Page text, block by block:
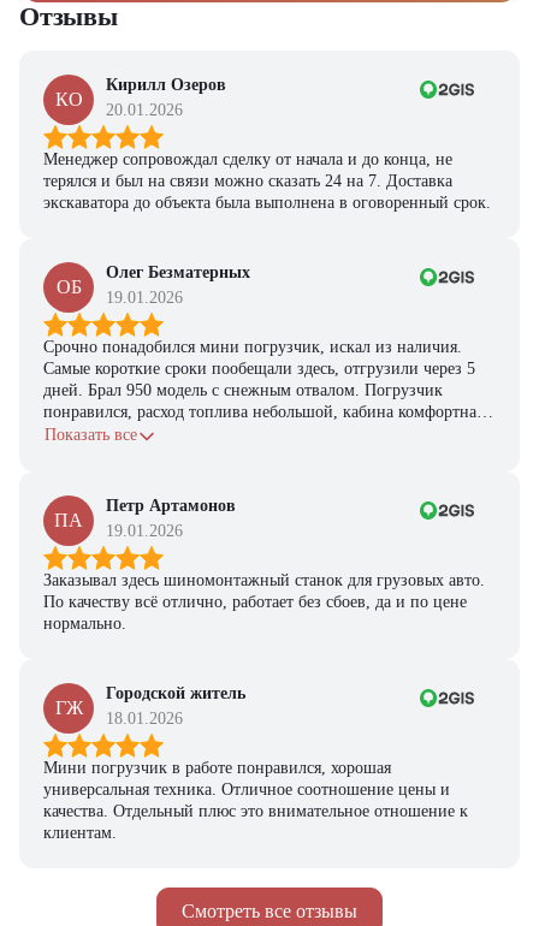
Смотреть все отзывы
Отзывы
КО
Кирилл Озеров
20.01.2026
Менеджер сопровождал сделку от начала и до конца, не
терялся и был на связи можно сказать 24 на 7. Доставка
экскаватора до объекта была выполнена в оговоренный срок.
ОБ
Олег Безматерных
19.01.2026
Срочно понадобился мини погрузчик, искал из наличия.
Самые короткие сроки пообещали здесь, отгрузили через 5
дней. Брал 950 модель с снежным отвалом. Погрузчик
понравился, расход топлива небольшой, кабина комфортная,
с задачами справляется.
Показать все
ПА
Петр Артамонов
19.01.2026
Заказывал здесь шиномонтажный станок для грузовых авто.
По качеству всё отлично, работает без сбоев, да и по цене
нормально.
ГЖ
Городской житель
18.01.2026
Мини погрузчик в работе понравился, хорошая
универсальная техника. Отличное соотношение цены и
качества. Отдельный плюс это внимательное отношение к
клиентам.
Получите выгодное
предложение на спецтехнику
из наличия!
Ответьте на несколько вопросов — мы предоставим
персональную подборку моделей и лучшие условия